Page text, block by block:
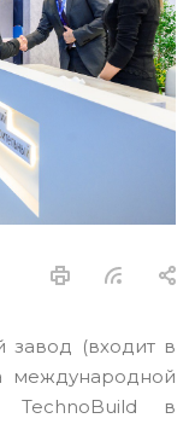
завод (входит в
международной
TechnoBuild в